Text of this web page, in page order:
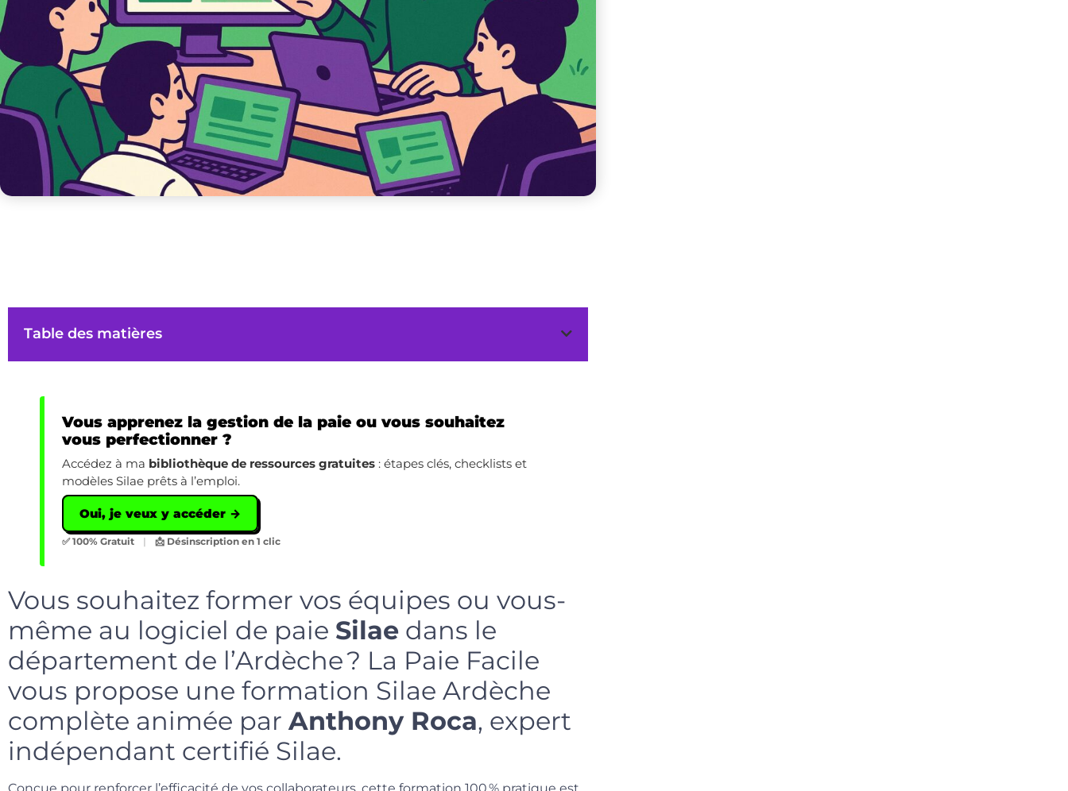
Table des matières
Vous apprenez la gestion de la paie ou vous souhaitez
vous perfectionner ?
Accédez à ma bibliothèque de ressources gratuites : étapes clés, checklists et
modèles Silae prêts à l’emploi.
Oui, je veux y accéder →
✅ 100% Gratuit | 📩 Désinscription en 1 clic
Vous souhaitez former vos équipes ou vous-
même au logiciel de paie Silae dans le
département de l’Ardèche ? La Paie Facile
vous propose une formation Silae Ardèche
complète animée par Anthony Roca, expert
indépendant certifié Silae.
Conçue pour renforcer l’efficacité de vos collaborateurs, cette formation 100 % pratique est